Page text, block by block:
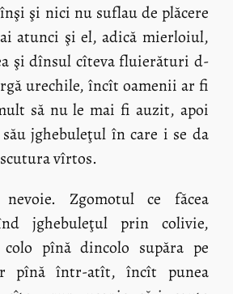
şi nici nu suflau de plăcere
atunci şi el, adică mierloiul,
şi dînsul cîteva fluierături d-
urechile, încît oamenii ar fi
să nu le mai fi auzit, apoi
jghebuleţul în care i se da
vîrtos.
Zgomotul ce făcea
jghebuleţul prin colivie,
pînă dincolo supăra pe
pînă într-atît, încît punea